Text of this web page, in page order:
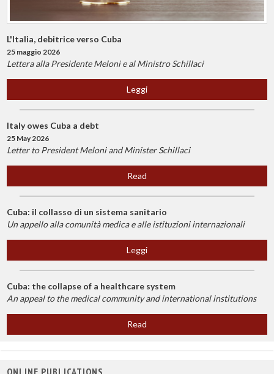
L'Italia, debitrice verso Cuba
25 maggio 2026
Lettera alla Presidente Meloni e al Ministro Schillaci
Leggi
Italy owes Cuba a debt
25 May 2026
Letter to President Meloni and Minister Schillaci
Read
Cuba: il collasso di un sistema sanitario
Un appello alla comunità medica e alle istituzioni internazionali
Leggi
Cuba: the collapse of a healthcare system
An appeal to the medical community and international institutions
Read
ONLINE PUBLICATIONS